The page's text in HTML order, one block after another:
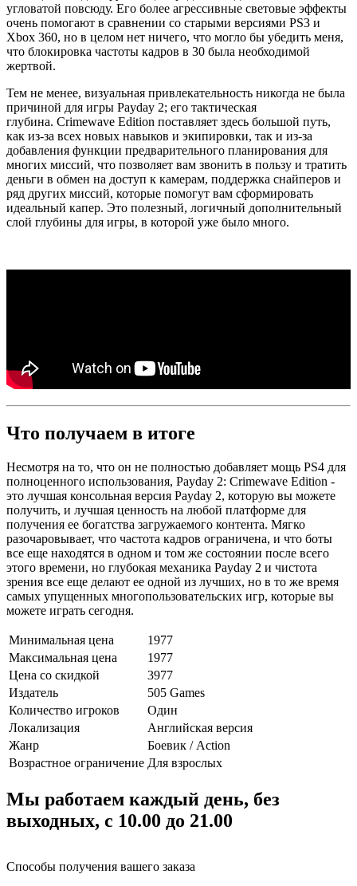
угловатой повсюду. Его более агрессивные световые эффекты
очень помогают в сравнении со старыми версиями PS3 и
Xbox 360, но в целом нет ничего, что могло бы убедить меня,
что блокировка частоты кадров в 30 была необходимой
жертвой.
Тем не менее, визуальная привлекательность никогда не была
причиной для игры Payday 2; его тактическая
глубина. Crimewave Edition поставляет здесь большой путь,
как из-за всех новых навыков и экипировки, так и из-за
добавления функции предварительного планирования для
многих миссий, что позволяет вам звонить в пользу и тратить
деньги в обмен на доступ к камерам, поддержка снайперов и
ряд других миссий, которые помогут вам сформировать
идеальный капер. Это полезный, логичный дополнительный
слой глубины для игры, в которой уже было много.
Что получаем в итоге
Несмотря на то, что он не полностью добавляет мощь PS4 для
полноценного использования, Payday 2: Crimewave Edition -
это лучшая консольная версия Payday 2, которую вы можете
получить, и лучшая ценность на любой платформе для
получения ее богатства загружаемого контента. Мягко
разочаровывает, что частота кадров ограничена, и что боты
все еще находятся в одном и том же состоянии после всего
этого времени, но глубокая механика Payday 2 и чистота
зрения все еще делают ее одной из лучших, но в то же время
самых упущенных многопользовательских игр, которые вы
можете играть сегодня.
Минимальная цена
1977
Максимальная цена
1977
Цена со скидкой
3977
Издатель
505 Games
Количество игроков
Один
Локализация
Английская версия
Жанр
Боевик / Action
Возрастное ограничение Для взрослых
Мы работаем каждый день, без
выходных, с 10.00 до 21.00
Способы получения вашего заказа